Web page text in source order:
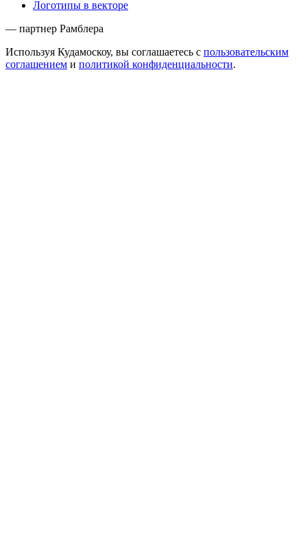
Логотипы в векторе
— партнер Рамблера
Используя Кудамоскоу, вы соглашаетесь с пользовательским
соглашением и политикой конфиденциальности.